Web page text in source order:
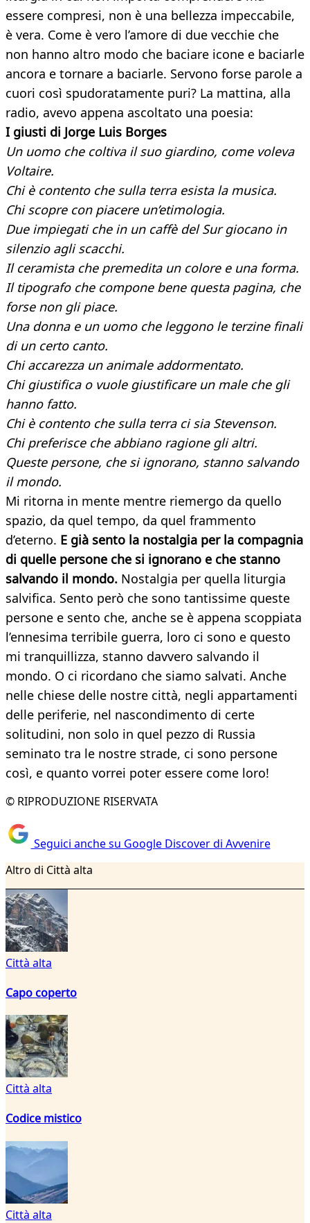
essere compresi, non è una bellezza impeccabile,
è vera. Come è vero l’amore di due vecchie che
non hanno altro modo che baciare icone e baciarle
ancora e tornare a baciarle. Servono forse parole a
cuori così spudoratamente puri? La mattina, alla
radio, avevo appena ascoltato una poesia:
I giusti di Jorge Luis Borges
Un uomo che coltiva il suo giardino, come voleva
Voltaire.
Chi è contento che sulla terra esista la musica.
Chi scopre con piacere un’etimologia.
Due impiegati che in un caffè del Sur giocano in
silenzio agli scacchi.
Il ceramista che premedita un colore e una forma.
Il tipografo che compone bene questa pagina, che
forse non gli piace.
Una donna e un uomo che leggono le terzine finali
di un certo canto.
Chi accarezza un animale addormentato.
Chi giustifica o vuole giustificare un male che gli
hanno fatto.
Chi è contento che sulla terra ci sia Stevenson.
Chi preferisce che abbiano ragione gli altri.
Queste persone, che si ignorano, stanno salvando
il mondo.
Mi ritorna in mente mentre riemergo da quello
spazio, da quel tempo, da quel frammento
d’eterno. E già sento la nostalgia per la compagnia
di quelle persone che si ignorano e che stanno
salvando il mondo. Nostalgia per quella liturgia
salvifica. Sento però che sono tantissime queste
persone e sento che, anche se è appena scoppiata
l’ennesima terribile guerra, loro ci sono e questo
mi tranquillizza, stanno davvero salvando il
mondo. O ci ricordano che siamo salvati. Anche
nelle chiese delle nostre città, negli appartamenti
delle periferie, nel nascondimento di certe
solitudini, non solo in quel pezzo di Russia
seminato tra le nostre strade, ci sono persone
così, e quanto vorrei poter essere come loro!
© RIPRODUZIONE RISERVATA
Seguici anche su Google Discover di Avvenire
Altro di Città alta
Città alta
Capo coperto
Città alta
Codice mistico
Città alta